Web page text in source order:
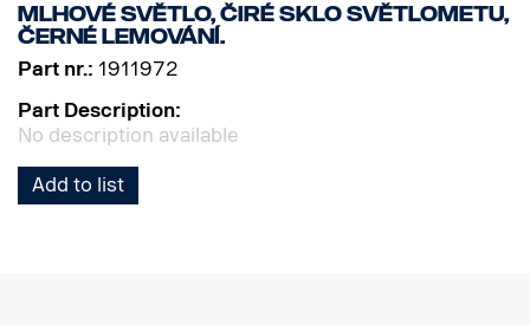
Mlhové světlo, čiré sklo světlometu,
černé lemování.
Part nr.: 1911972
Part Description:
No description available
Add to list